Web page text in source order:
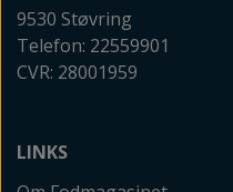
9530 Støvring
Telefon: 22559901
CVR: 28001959
LINKS